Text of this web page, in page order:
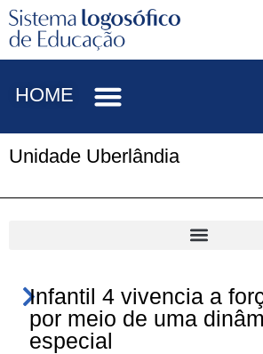
HOME
Unidade Uberlândia
Infantil 4 vivencia a
por meio de uma
especial